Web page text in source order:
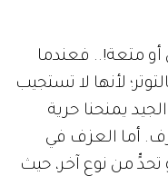
أو متعة!.. فعندما
لأنها لا تستجيب
يمنحنا حرية
أما العزف في
تحدٍّ من نوع آخر، حيث